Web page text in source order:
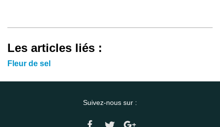
Les articles liés :
Fleur de sel
Suivez-nous sur :